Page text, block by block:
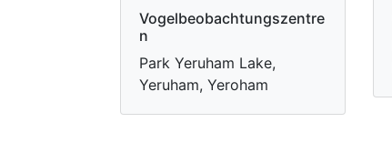
Vogelbeobachtungszentre
n
Park Yeruham Lake,
Yeruham, Yeroham